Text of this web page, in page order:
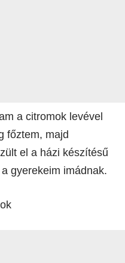
a citromok levével
főztem, majd
el a házi készítésű
gyerekeim imádnak.